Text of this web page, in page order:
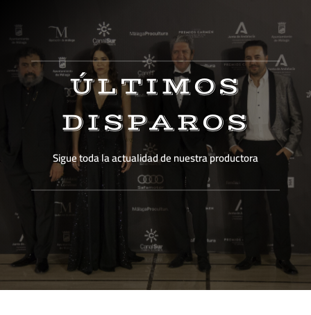
ÚLTIMOS
DISPAROS
Sigue toda la actualidad de nuestra productora